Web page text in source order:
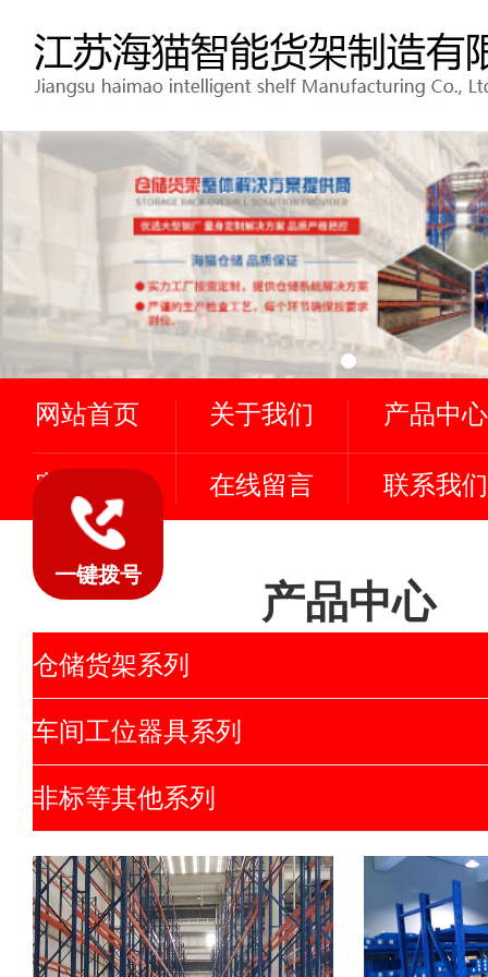
网站首页 关于我们 产品中心
客户案例 在线留言 联系我们
产品中心
仓储货架系列
车间工位器具系列
非标等其他系列
一键拨号